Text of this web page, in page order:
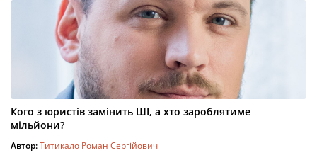
Кого з юристів замінить ШІ, а хто зароблятиме
мільйони?
Автор:Титикало Роман Сергійович